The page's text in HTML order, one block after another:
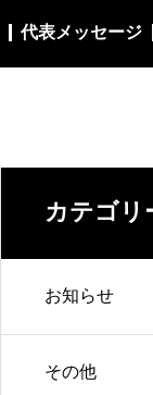
代表メッセージ
カテゴリ
お知らせ
その他